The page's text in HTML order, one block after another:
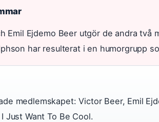
Emil Ejdemo Beer utgör de andra två
har resulterat i en humorgrupp
medlemskapet: Victor Beer, Emil
Just Want To Be Cool.